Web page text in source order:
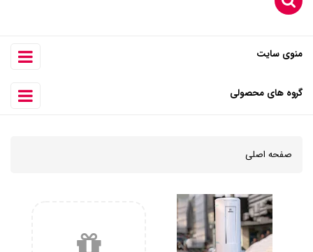
منوی سایت
گروه های محصولی
صفحه اصلی